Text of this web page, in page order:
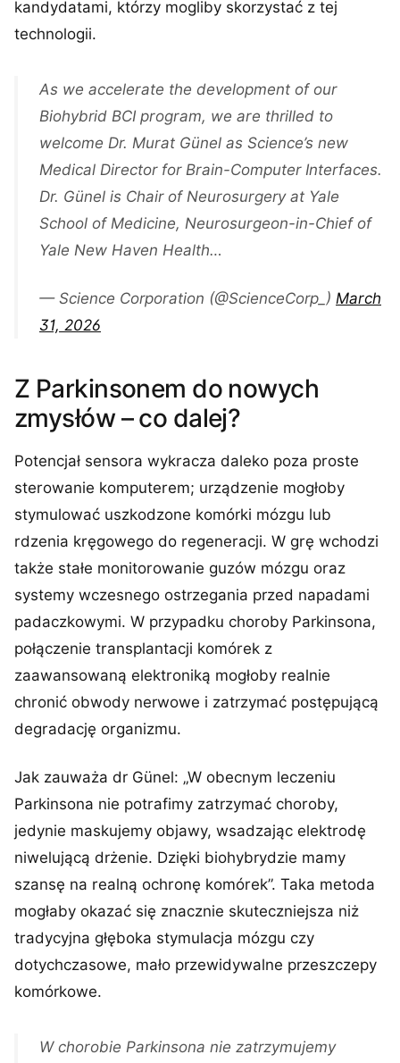
kandydatami, którzy mogliby skorzystać z tej
technologii.
As we accelerate the development of our
Biohybrid BCI program, we are thrilled to
welcome Dr. Murat Günel as Science’s new
Medical Director for Brain-Computer Interfaces.
Dr. Günel is Chair of Neurosurgery at Yale
School of Medicine, Neurosurgeon-in-Chief of
Yale New Haven Health…
— Science Corporation (@ScienceCorp_) March
31, 2026
Z Parkinsonem do nowych
zmysłów – co dalej?
Potencjał sensora wykracza daleko poza proste
sterowanie komputerem; urządzenie mogłoby
stymulować uszkodzone komórki mózgu lub
rdzenia kręgowego do regeneracji. W grę wchodzi
także stałe monitorowanie guzów mózgu oraz
systemy wczesnego ostrzegania przed napadami
padaczkowymi. W przypadku choroby Parkinsona,
połączenie transplantacji komórek z
zaawansowaną elektroniką mogłoby realnie
chronić obwody nerwowe i zatrzymać postępującą
degradację organizmu.
Jak zauważa dr Günel: „W obecnym leczeniu
Parkinsona nie potrafimy zatrzymać choroby,
jedynie maskujemy objawy, wsadzając elektrodę
niwelującą drżenie. Dzięki biohybrydzie mamy
szansę na realną ochronę komórek”. Taka metoda
mogłaby okazać się znacznie skuteczniejsza niż
tradycyjna głęboka stymulacja mózgu czy
dotychczasowe, mało przewidywalne przeszczepy
komórkowe.
W chorobie Parkinsona nie zatrzymujemy